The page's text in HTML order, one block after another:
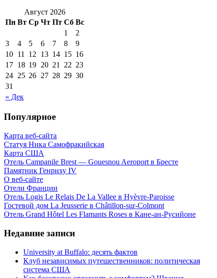
Август 2026
Пн Вт Ср Чт Пт Сб Вс
« Дек
1
2
3
4 5 6 7 8
9
10 11 12 13 14 15 16
17 18 19 20 21 22 23
24 25 26 27 28 29 30
31
Популярное
Карта веб-сайта
Статуя Ника Самофракийская
Карта США
Отель Campanile Brest — Gouesnou Aeroport в Бресте
Памятник Генриху IV
О веб-сайте
Отели Франции
Отель Logis Le Relais De La Vallee в Hyèvre-Paroisse
Гостевой дом La Jeusserie в Châtillon-sur-Colmont
Отель Grand Hôtel Les Flamants Roses в Кане-ан-Русийоне
Недавние записи
University at Buffalo: десять фактов
Клуб независимых путешественников: политическая
система США